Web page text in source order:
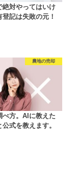
絶対やってはいけ
記は失敗の元！
農地の売却
べ方。AIに教えた
式を教えます。